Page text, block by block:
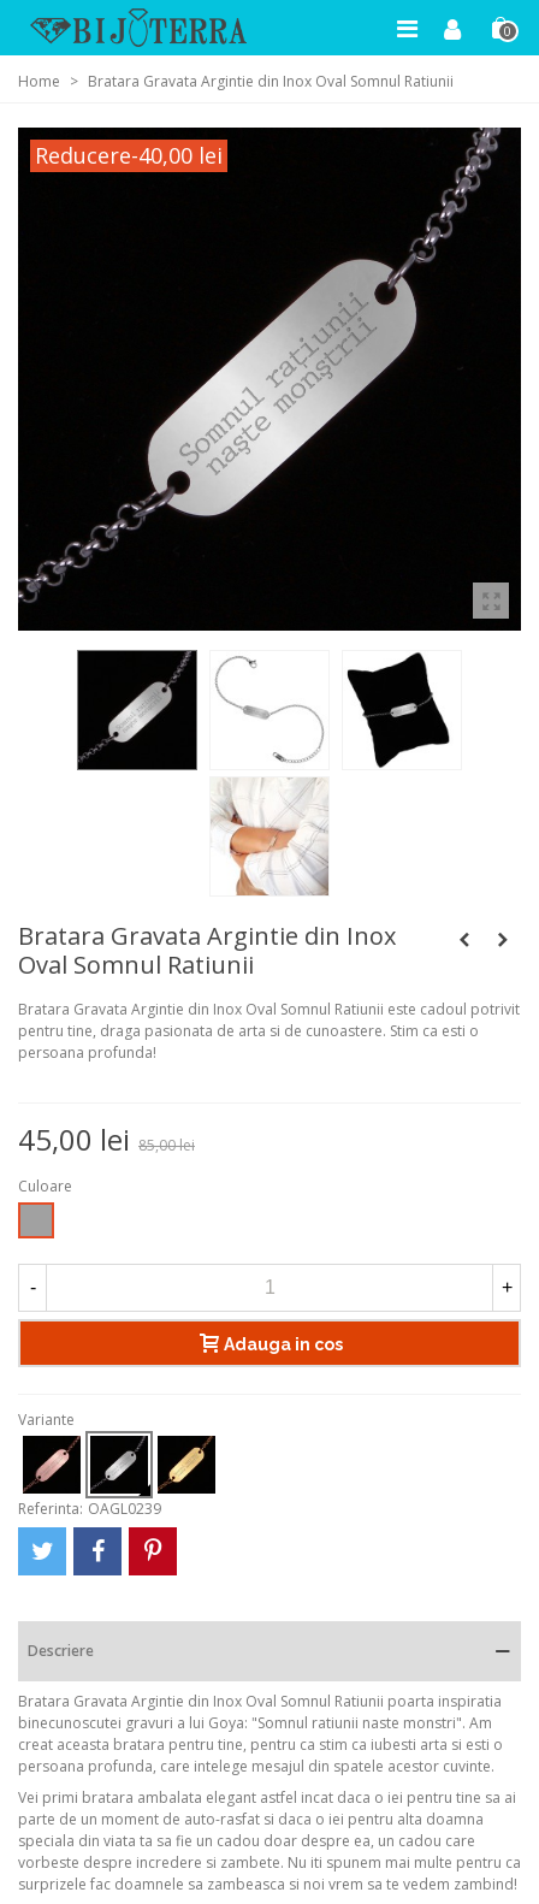
0
Home > Bratara Gravata Argintie din Inox Oval Somnul Ratiunii
Reducere-40,00 lei
Bratara Gravata Argintie din Inox
Oval Somnul Ratiunii
Bratara Gravata Argintie din Inox Oval Somnul Ratiunii este cadoul potrivit
pentru tine, draga pasionata de arta si de cunoastere. Stim ca esti o
persoana profunda!
45,00 lei 85,00 lei
Culoare
- +
Adauga in cos
Variante
Referinta: OAGL0239
Descriere
Bratara Gravata Argintie din Inox Oval Somnul Ratiunii poarta inspiratia
binecunoscutei gravuri a lui Goya: "Somnul ratiunii naste monstri". Am
creat aceasta bratara pentru tine, pentru ca stim ca iubesti arta si esti o
persoana profunda, care intelege mesajul din spatele acestor cuvinte.
Vei primi bratara ambalata elegant astfel incat daca o iei pentru tine sa ai
parte de un moment de auto-rasfat si daca o iei pentru alta doamna
speciala din viata ta sa fie un cadou doar despre ea, un cadou care
vorbeste despre incredere si zambete. Nu iti spunem mai multe pentru ca
surprizele fac doamnele sa zambeasca si noi vrem sa te vedem zambind!